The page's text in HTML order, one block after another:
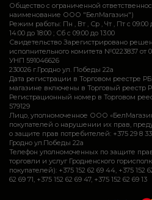
Общество с ограниченной
наименование ООО "БелМагазин")
Режим работы: Пн , Вт , Ср , Чт , Пт c 09:00
14:00 до 18:00 ; Сб c 09:00 до 13:00
Свидетельство Зарегистрировано
исполнительного комитета №0223837 от
УНП 591046626
230026 г.Гродно ул. Победы 22а
Дата регистрации в Торговом реестре
магазине включены в Торговый реестр
Регистрационный номер в Торговом
579129
Лицо, уполномоченное ООО
покупателей о нарушении их прав,
о защите прав потребителей: +375 29 8
Гродно ул.Победы 22а
Телефон уполномоченных по защите
торговли и услуг Гродненского
покупателей): +375 152 62 69 44, +375 152
62 69 71, +375 152 62 69 47, +375 152 62 69 13